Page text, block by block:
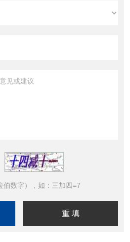
伯数字），如：三加四=7